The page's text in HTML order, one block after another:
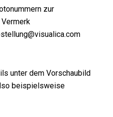
zur
unter dem Vorschaubild
beispielsweise